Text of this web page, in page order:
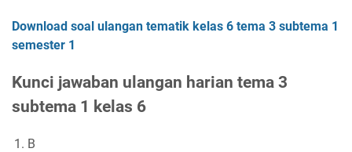
Download soal ulangan tematik kelas 6 tema 3 subtema 1
semester 1
Kunci jawaban ulangan harian tema 3
subtema 1 kelas 6
B